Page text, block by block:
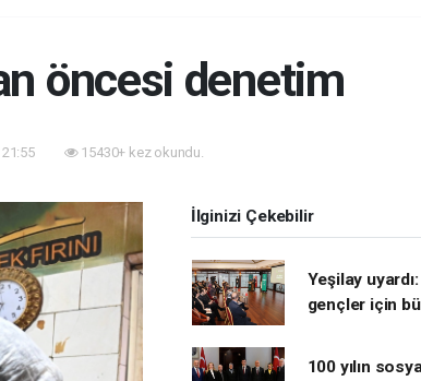
öncesi denetim
15430+ kez okundu.
İlginizi Çekebilir
Yeşilay
gençler için
100 yılın